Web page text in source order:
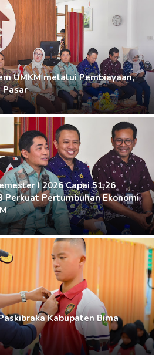
UMKM melalui Pembiayaan,
I 2026 Capai 51,26
Perkuat Pertumbuhan Ekonomi
Kabupaten Bima